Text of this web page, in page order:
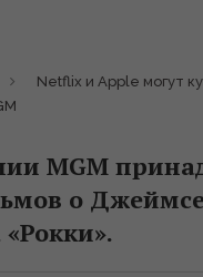
Netflix и Apple могут
MGM
о